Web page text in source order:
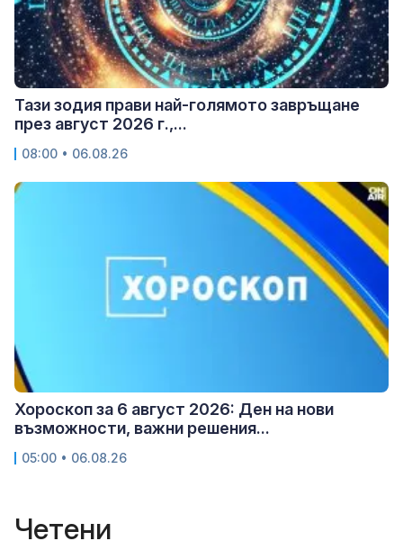
Тази зодия прави най-голямото завръщане
през август 2026 г.,...
08:00 • 06.08.26
Хороскоп за 6 август 2026: Ден на нови
възможности, важни решения...
05:00 • 06.08.26
Четени